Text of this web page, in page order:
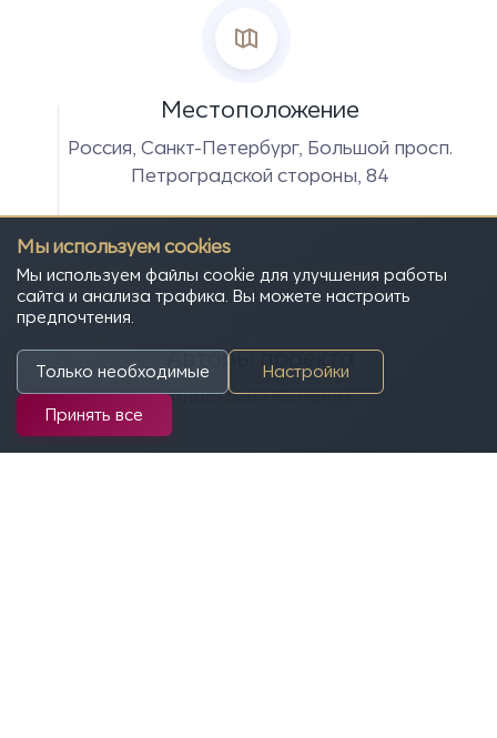
Местоположение
Россия, Санкт-Петербург, Большой просп.
Петроградской стороны, 84
Авторы проекта
Анастасия Колчина
Мы используем cookies
Мы используем файлы cookie для улучшения работы
сайта и анализа трафика. Вы можете настроить
предпочтения.
Только необходимые Настройки
Принять все